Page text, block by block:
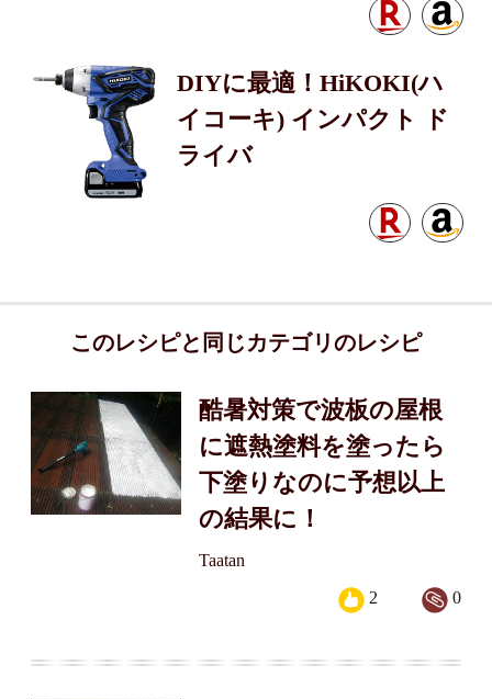
DIYに最適！HiKOKI(ハ
イコーキ) インパクト ド
ライバ
このレシピと同じカテゴリのレシピ
酷暑対策で波板の屋根
に遮熱塗料を塗ったら
下塗りなのに予想以上
の結果に！
Taatan
0
2